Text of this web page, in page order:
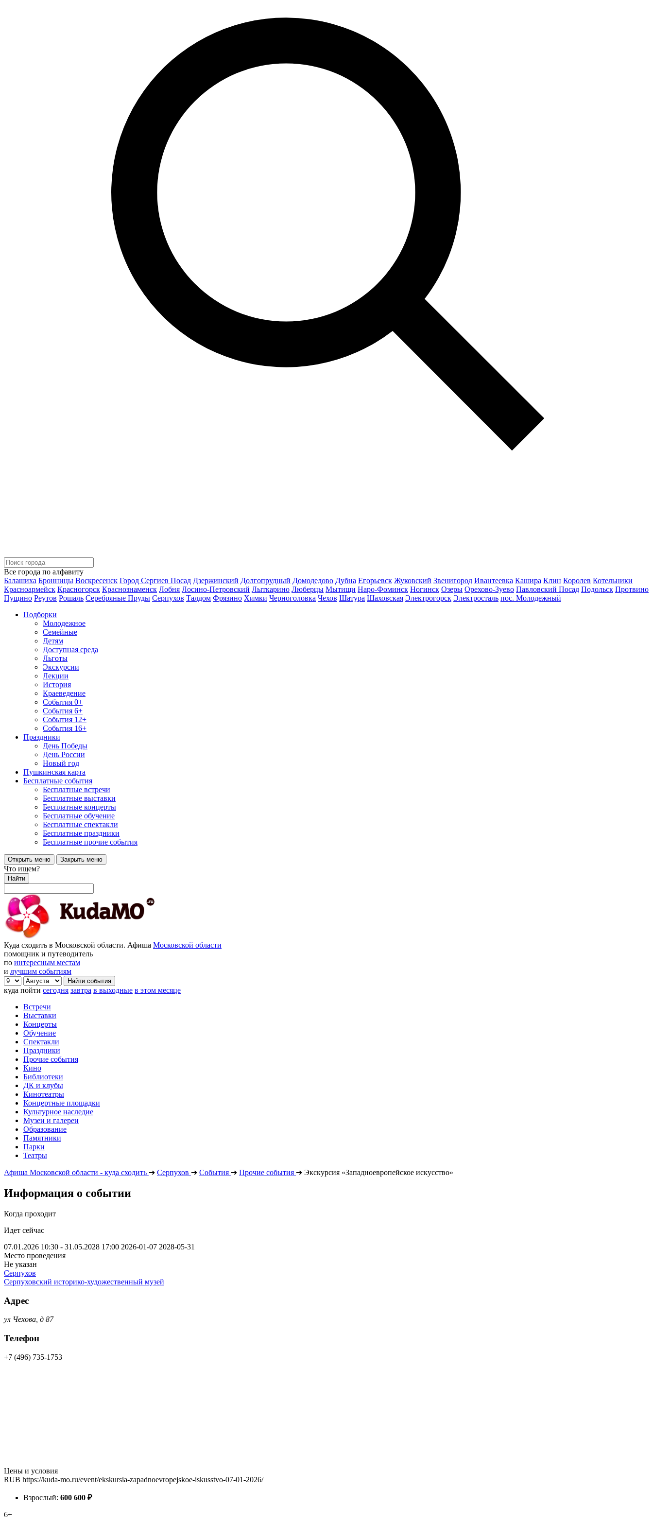
Все города по алфавиту
Балашиха Бронницы Воскресенск Город Сергиев Посад Дзержинский Долгопрудный Домодедово Дубна Егорьевск Жуковский Звенигород Ивантеевка Кашира Клин Королев Котельники
Красноармейск Красногорск Краснознаменск Лобня Лосино-Петровский Лыткарино Люберцы Мытищи Наро-Фоминск Ногинск Озеры Орехово-Зуево Павловский Посад Подольск Протвино
Пущино Реутов Рошаль Серебряные Пруды Серпухов Талдом Фрязино Химки Черноголовка Чехов Шатура Шаховская Электрогорск Электросталь пос. Молодежный
Подборки
Молодежное
Семейные
Детям
Доступная среда
Льготы
Экскурсии
Лекции
История
Краеведение
События 0+
События 6+
События 12+
События 16+
Праздники
День Победы
День России
Новый год
Пушкинская карта
Бесплатные события
Бесплатные встречи
Бесплатные выставки
Бесплатные концерты
Бесплатные обучение
Бесплатные спектакли
Бесплатные праздники
Бесплатные прочие события
Открыть меню Закрыть меню
Что ищем?
Найти
Куда сходить в Московской области. Афиша Московской области
помощник и путеводитель
по интересным местам
и лучшим событиям
куда пойти сегодня завтра в выходные в этом месяце
Встречи
Выставки
Концерты
Обучение
Спектакли
Праздники
Прочие события
Кино
Библиотеки
ДК и клубы
Кинотеатры
Концертные площадки
Культурное наследие
Музеи и галереи
Образование
Памятники
Парки
Театры
Афиша Московской области - куда сходить ➔ Серпухов ➔ События ➔ Прочие события ➔ Экскурсия «Западноевропейское искусство»
Информация о событии
Когда проходит
Идет сейчас
07.01.2026 10:30 - 31.05.2028 17:00 2026-01-07 2028-05-31
Место проведения
Не указан
Серпухов
Серпуховский историко-художественный музей
Адрес
ул Чехова, д 87
Телефон
+7 (496) 735-1753
Цены и условия
RUB https://kuda-mo.ru/event/ekskursia-zapadnoevropejskoe-iskusstvo-07-01-2026/
Взрослый: 600 600 ₽
6+